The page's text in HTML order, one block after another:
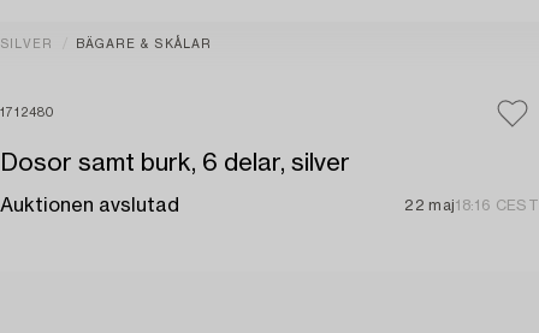
SILVER BÄGARE & SKÅLAR
1712480
Dosor samt burk, 6 delar, silver
Auktionen avslutad 22 maj18:16 CEST